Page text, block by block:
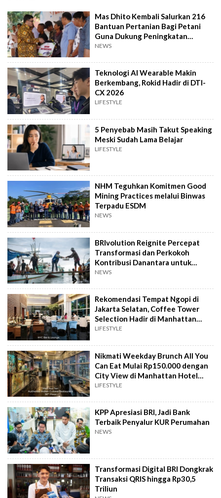
Mas Dhito Kembali Salurkan 216
Bantuan Pertanian Bagi Petani
Guna Dukung Peningkatan
Produksi
NEWS
Teknologi AI Wearable Makin
Berkembang, Rokid Hadir di DTI-
CX 2026
LIFESTYLE
5 Penyebab Masih Takut Speaking
Meski Sudah Lama Belajar
LIFESTYLE
NHM Teguhkan Komitmen Good
Mining Practices melalui Binwas
Terpadu ESDM
NEWS
BRIvolution Reignite Percepat
Transformasi dan Perkokoh
Kontribusi Danantara untuk
Ekonomi Nasional
NEWS
Rekomendasi Tempat Ngopi di
Jakarta Selatan, Coffee Tower
Selection Hadir di Manhattan
Hotel Jakarta
LIFESTYLE
Nikmati Weekday Brunch All You
Can Eat Mulai Rp150.000 dengan
City View di Manhattan Hotel
Jakarta
LIFESTYLE
KPP Apresiasi BRI, Jadi Bank
Terbaik Penyalur KUR Perumahan
NEWS
Transformasi Digital BRI Dongkrak
Transaksi QRIS hingga Rp30,5
Triliun